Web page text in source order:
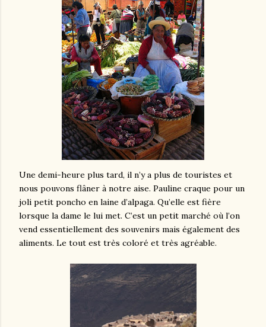
Une demi-heure plus tard, il n’y a plus de touristes et
nous pouvons flâner à notre aise. Pauline craque pour un
joli petit poncho en laine d’alpaga. Qu’elle est fière
lorsque la dame le lui met. C’est un petit marché où l’on
vend essentiellement des souvenirs mais également des
aliments. Le tout est très coloré et très agréable.